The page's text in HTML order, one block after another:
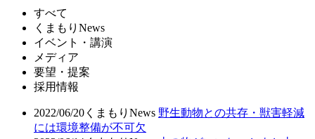
すべて
くまもりNews
イベント・講演
メディア
要望・提案
採用情報
2022/06/20 くまもりNews 野生動物との共存・獣害軽減
には環境整備が不可欠